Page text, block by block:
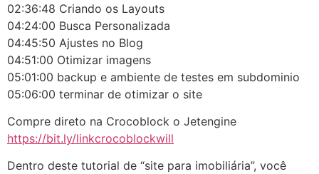
02:36:48 Criando os Layouts
04:24:00 Busca Personalizada
04:45:50 Ajustes no Blog
04:51:00 Otimizar imagens
05:01:00 backup e ambiente de testes em subdominio
05:06:00 terminar de otimizar o site
Compre direto na Crocoblock o Jetengine
https://bit.ly/linkcrocoblockwill
Dentro deste tutorial de “site para imobiliária”, você